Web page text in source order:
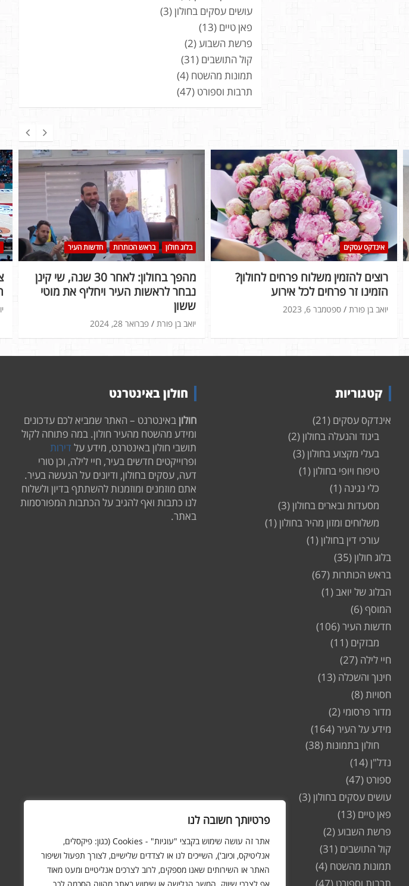
פרטיותך חשובה לנו
אתר זה עושה שימוש בקבצי "עוגיות" - Cookies (כגון: פיקסלים,
אנליטיקס, וכיוב'), השייכים לנו או לצדדים שלישיים, לצורך תפעול ושיפור
האתר או השירותים שאנו מספקים, לרוב לצרכים אנליטיים ומעט מאוד
עושים עסקים בחולון(3)
פאן טיים (13)
פרשת השבוע (2)
קול התושבים (31)
תמונות מהשטח (4)
תרבות וספורט (47)
בלוג חולון בראש הכותרות חדשות העיר
מהפך בחולון: לאחר 30 שנה, שי קינן
נבחר לראשות העיר ויחליף את מוטי
ששון
פברואר 28, 2024 יואב בן פורת
אינדקס עסקים
רוצים להזמין משלוח פרחים לחולון?
הזמינו זר פרחים לכל אירוע
ספטמבר 6, 2023 יואב בן פורת
קטגוריות
אינדקס עסקים (21)
ביגוד והנעלה בחולון(2)
בעלי מקצוע בחולון(3)
טיפוח ויופי בחולון(1)
כלי נגינה (1)
מסעדות ובארים בחולון(3)
משלוחים ומזון מהיר בחולון(1)
עורכי דין בחולון(1)
בלוג חולון(35)
בראש הכותרות(67)
הבלוג של יואב (1)
המוסף(6)
חדשות העיר(106)
מבזקים (11)
חיי לילה (27)
חינוך והשכלה (13)
חסויות(8)
מדור פרסומי (2)
מידע על העיר(164)
חולון בתמונות(38)
נדל"ן(14)
ספורט (47)
עושים עסקים בחולון(3)
פאן טיים (13)
פרשת השבוע(2)
קול התושבים (31)
תמונות מהשטח (4)
חולון באינטרנט
חולוןבאינטרנט – האתר שמביא לכם עדכונים
ומידע מהשטח מהעיר חולון. במה פתוחה לקול
תושבי חולון באינטרנט, מידע על דירות
ופרוייקטים חדשים בעיר, חיי לילה, וכן טורי
דעה, עסקים בחולון, ודיונים על הנעשה בעיר.
אתם מוזמנים ומוזמנות להשתתף בדיון ולשלוח
לנו כתבות ואף להגיב על הכתבות המפורסמות
באתר.